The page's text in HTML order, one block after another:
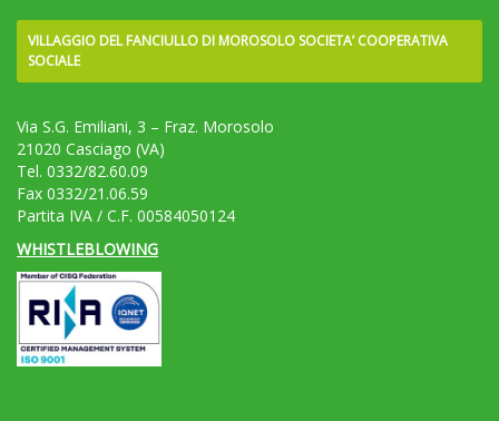
VILLAGGIO DEL FANCIULLO DI MOROSOLO SOCIETA’ COOPERATIVA
SOCIALE
Via S.G. Emiliani, 3 – Fraz. Morosolo
21020 Casciago (VA)
Tel. 0332/82.60.09
Fax 0332/21.06.59
Partita IVA / C.F. 00584050124
WHISTLEBLOWING